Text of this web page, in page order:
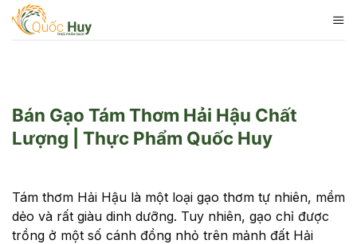
Skip
Bán Gạo Tám Thơm Hải Hậu Chất
Lượng | Thực Phẩm Quốc Huy
Tám thơm Hải Hậu là một loại gạo thơm tự nhiên, mềm
dẻo và rất giàu dinh dưỡng. Tuy nhiên, gạo chỉ được
trồng ở một số cánh đồng nhỏ trên mảnh đất Hải